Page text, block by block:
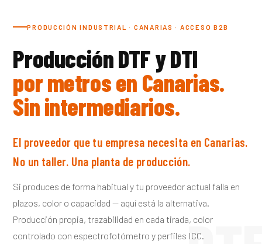
PRODUCCIÓN INDUSTRIAL · CANARIAS · ACCESO B2B
Producción DTF y DTI
por metros en Canarias.
Sin intermediarios.
El proveedor que tu empresa necesita en Canarias.
No un taller. Una planta de producción.
Si produces de forma habitual y tu proveedor actual falla en
plazos, color o capacidad — aquí está la alternativa.
Producción propia, trazabilidad en cada tirada, color
controlado con espectrofotómetro y perfiles ICC.